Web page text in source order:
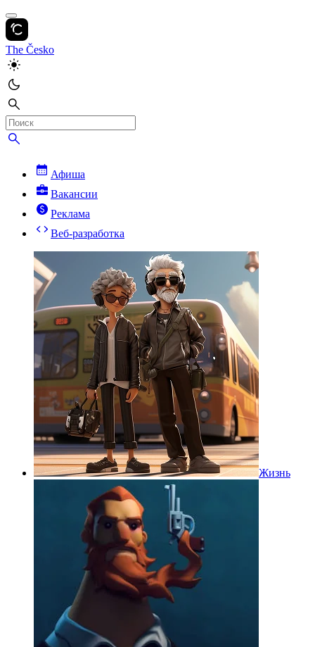
The Česko
Афиша
Вакансии
Реклама
Веб-разработка
Жизнь